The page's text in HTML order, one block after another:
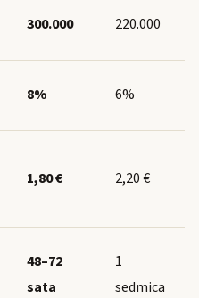
300.000 220.000
8% 6%
1,80 € 2,20 €
48–72
sata
1
sedmica